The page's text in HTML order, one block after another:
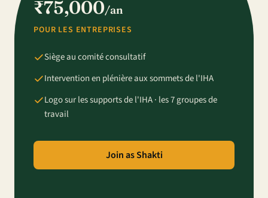
₹75,000/an
POUR LES ENTREPRISES
Siège au comité consultatif
Intervention en plénière aux sommets de l'IHA
Logo sur les supports de l'IHA · les 7 groupes de
travail
Join as Shakti